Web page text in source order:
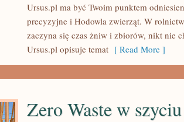
Ursus.pl ma być Twoim punktem
precyzyjne i Hodowla zwierząt. W
zaczyna się czas żniw i zbiorów, nikt nie
Ursus.pl opisuje temat [ Read More ]
Zero Waste w szyciu